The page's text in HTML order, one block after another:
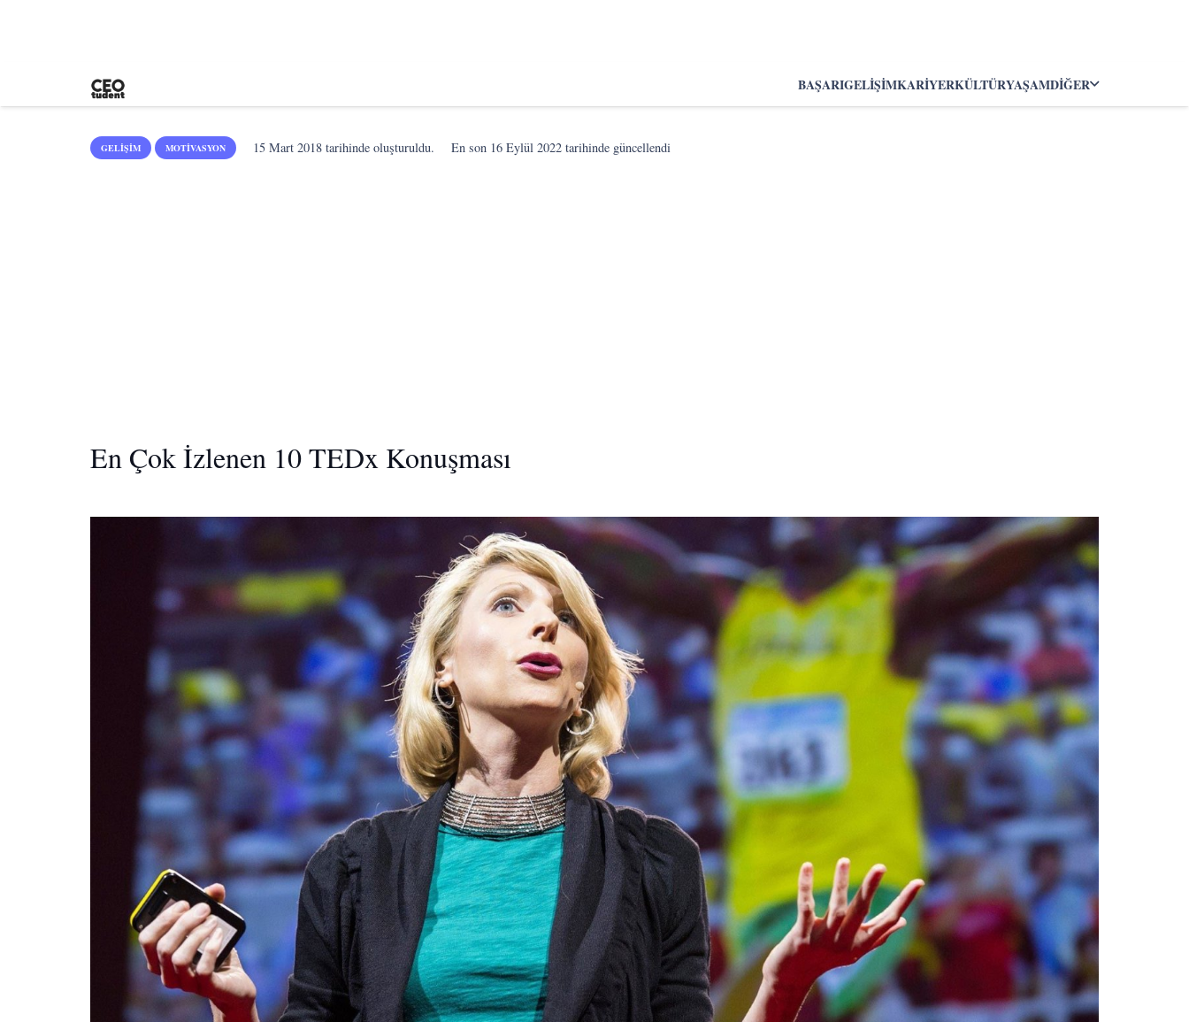
BAŞARIGELIŞIMKARIYERKÜLTÜRYAŞAMDIĞER
GELIŞIM MOTIVASYON 15 Mart 2018 tarihinde oluşturuldu. En son 16 Eylül 2022 tarihinde güncellendi
En Çok İzlenen 10 TEDx Konuşması